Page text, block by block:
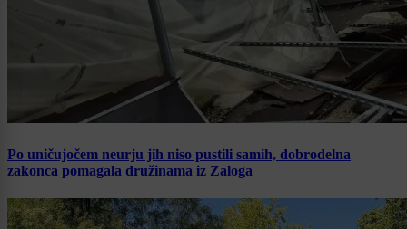
Po uničujočem neurju jih niso pustili samih, dobrodelna
zakonca pomagala družinama iz Zaloga